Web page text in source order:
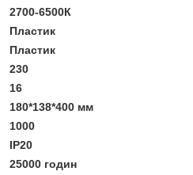
2700-6500К
Пластик
Пластик
230
16
180*138*400 мм
1000
IP20
25000 годин